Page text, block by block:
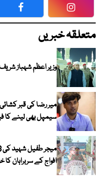
Facebook
متعلقہ خبریں
وزیر اعظم شہباز
میر رضا کی قبر
سیمپل بھی لینے کا
افواج کے سربراہان